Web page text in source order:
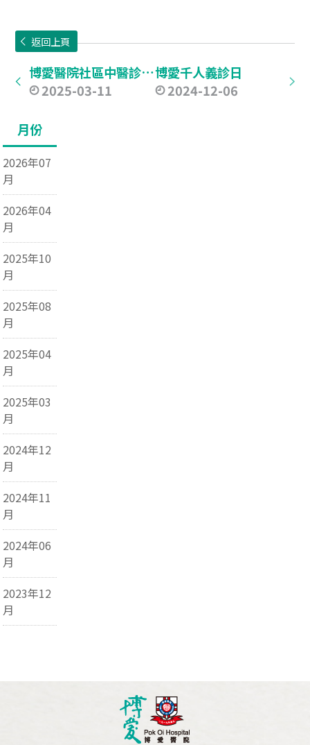
返回上頁
博愛醫院社區中醫診所 (碩門)
2025-03-11
博愛千人義診日
2024-12-06
月份
2026年07
月
2026年04
月
2025年10
月
2025年08
月
2025年04
月
2025年03
月
2024年12
月
2024年11
月
2024年06
月
2023年12
月